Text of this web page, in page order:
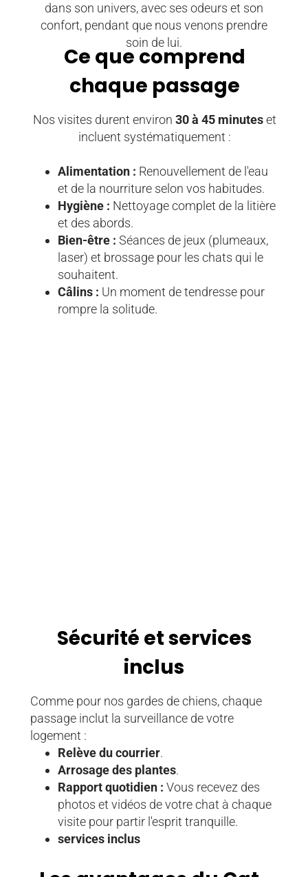
dans son univers, avec ses odeurs et son
confort, pendant que nous venons prendre
soin de lui.
Ce que comprend
chaque passage
Nos visites durent environ 30 à 45 minuteset
incluent systématiquement :
Alimentation : Renouvellement de l'eau
et de la nourriture selon vos habitudes.
Hygiène : Nettoyage complet de la litière
et des abords.
Bien-être : Séances de jeux (plumeaux,
laser) et brossage pour les chats qui le
souhaitent.
Câlins : Un moment de tendresse pour
rompre la solitude.
Sécurité et services
inclus
Comme pour nos gardes de chiens, chaque
passage inclut la surveillance de votre
logement :
Relève du courrier.
Arrosage des plantes.
Rapport quotidien : Vous recevez des
photos et vidéos de votre chat à chaque
visite pour partir l'esprit tranquille.
services inclus